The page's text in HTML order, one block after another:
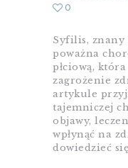
0
Syfilis, znany
poważna
płciową,
zagrożenie
artykule
tajemniczej
objawy,
wpłynąć na
dowiedzieć